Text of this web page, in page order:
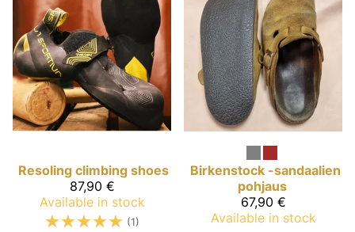
Resoling climbing shoes
87,90 €
Available in stock
☆☆☆☆☆ (1)
Birkenstock -sandaalien
pohjaus
67,90 €
Available in stock